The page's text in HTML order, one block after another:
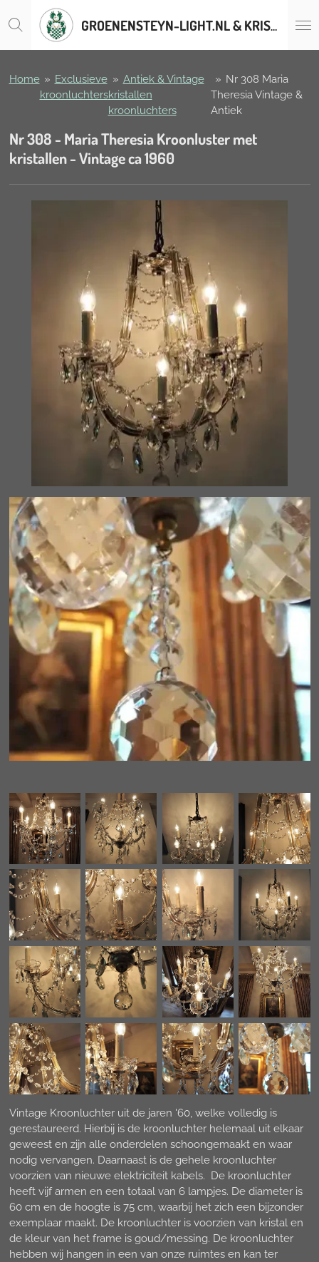
direct
hoofdinhoud
GROENENSTEYN-LIGHT.NL & KRISTALLENLUSTERS.BE
Home » Exclusieve
kroonluchters
» Antiek & Vintage
kristallen
kroonluchters
» Nr 308 Maria
Theresia Vintage &
Antiek
Nr 308 - Maria Theresia Kroonluster met
kristallen - Vintage ca 1960
Vintage Kroonluchter uit de jaren '60, welke volledig is
gerestaureerd. Hierbij is de kroonluchter helemaal uit elkaar
geweest en zijn alle onderdelen schoongemaakt en waar
nodig vervangen. Daarnaast is de gehele kroonluchter
voorzien van nieuwe elektriciteit kabels. De kroonluchter
heeft vijf armen en een totaal van 6 lampjes. De diameter is
60 cm en de hoogte is 75 cm, waarbij het zich een bijzonder
exemplaar maakt. De kroonluchter is voorzien van kristal en
de kleur van het frame is goud/messing. De kroonluchter
hebben wij hangen in een van onze ruimtes en kan ter